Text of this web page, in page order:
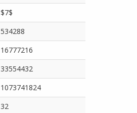
$7$
534288
16777216
33554432
1073741824
32